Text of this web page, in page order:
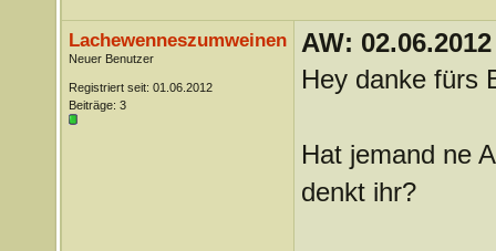
Lachewenneszumweinen
Neuer Benutzer
Registriert seit: 01.06.2012
Beiträge: 3
AW:
Hey danke fürs
Hat jemand ne
denkt ihr?